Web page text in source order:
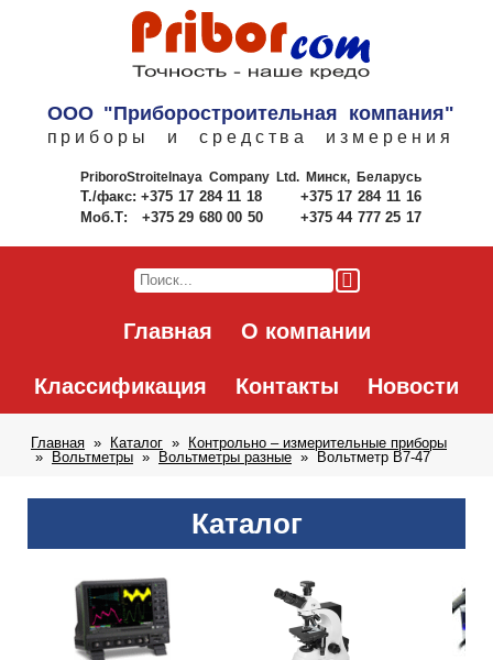
ООО "Приборостроительная компания"
приборы и средства измерения
PriboroStroitelnaya Company Ltd.Минск, Беларусь
Т./факс: +375 17 284 11 18
+375 17 284 11 16
Моб.Т:
+375 29 680 00 50 +375 44 777 25 17
Главная О компании
Классификация Контакты Новости
Главная Каталог
Контрольно – измерительные приборы
Вольтметры
Вольтметры разные Вольтметр В7-47
Каталог